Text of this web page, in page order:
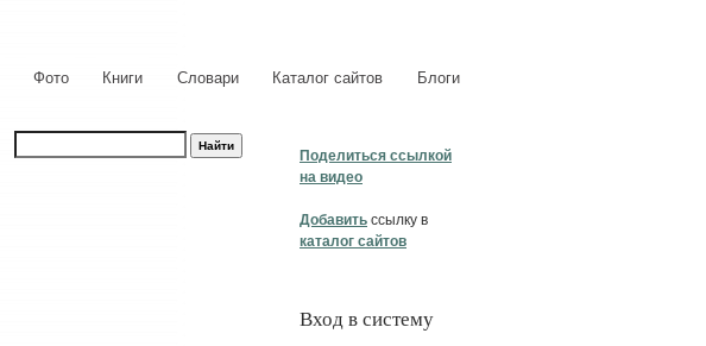
Фото Книги Словари Каталог сайтов Блоги
Поделиться ссылкой
на видео
Добавить ссылку в
каталог сайтов
Вход в систему